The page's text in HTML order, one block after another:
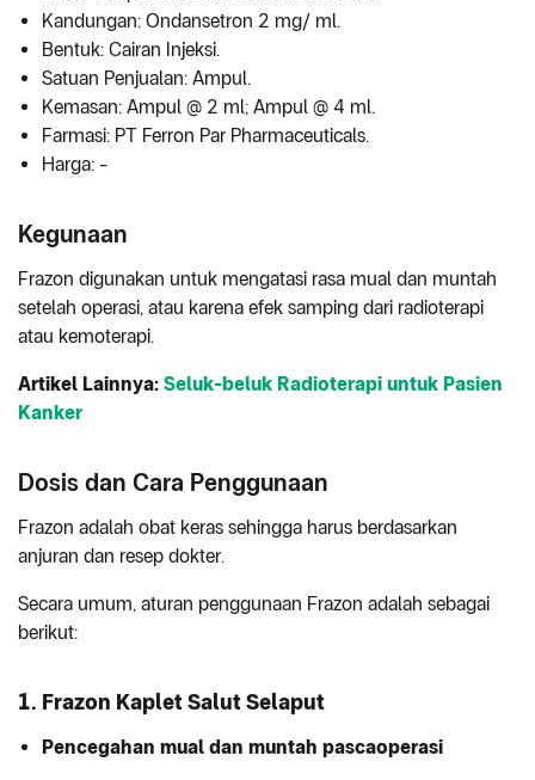
Kandungan: Ondansetron 2 mg/ ml.
Bentuk: Cairan Injeksi.
Satuan Penjualan: Ampul.
Kemasan: Ampul @ 2 ml; Ampul @ 4 ml.
Farmasi: PT Ferron Par Pharmaceuticals.
Harga: -
Kegunaan
Frazon digunakan untuk mengatasi rasa mual dan muntah
setelah operasi, atau karena efek samping dari radioterapi
atau kemoterapi.
Artikel Lainnya: Seluk-beluk Radioterapi untuk Pasien
Kanker
Dosis dan Cara Penggunaan
Frazon adalah obat keras sehingga harus berdasarkan
anjuran dan resep dokter.
Secara umum, aturan penggunaan Frazon adalah sebagai
berikut:
1. Frazon Kaplet Salut Selaput
Pencegahan mual dan muntah pascaoperasi